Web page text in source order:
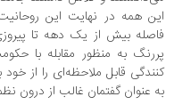
همه در نهایت این روحانیت و
بیش از یک دهه تا پیروزی
به منظور مقابله با حکومت
قابل ملاحظه‌ای را از خود بروز
عنوان گفتمان غالب از درون نظم